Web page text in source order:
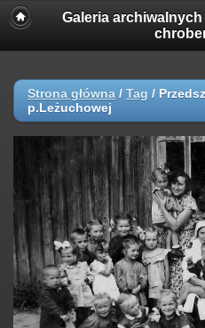
Galeria
Strona główna / Tag /
p.Leżuchowej